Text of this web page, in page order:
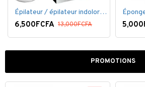
Épilateur / épilateur indolore NuBrilliance Ultimate pour femmes
6,500FCFA 13,000FCFA
PROMOTIONS